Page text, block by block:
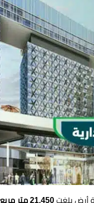
أرض بلغت 21.450 متر مربع